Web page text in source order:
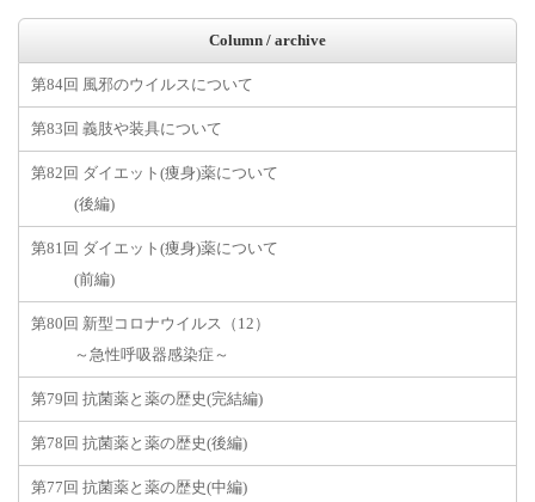
Column / archive
第84回 風邪のウイルスについて
第83回 義肢や装具について
第82回 ダイエット(痩身)薬について
(後編)
第81回 ダイエット(痩身)薬について
(前編)
第80回 新型コロナウイルス（12）
～急性呼吸器感染症～
第79回 抗菌薬と薬の歴史(完結編)
第78回 抗菌薬と薬の歴史(後編)
第77回 抗菌薬と薬の歴史(中編)